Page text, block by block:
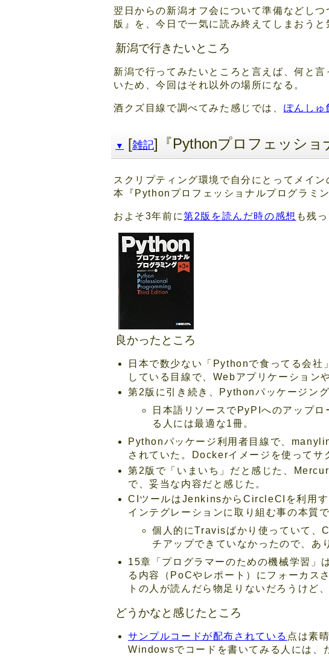
翌日からの新潟オフ会について準備などし
版』を、今日で一気に読み終えてしまおう
新潟で行きたいところ
新潟で行ってみたいところと言えば、何と
いため、今回はそれ以外の場所になる。
酒クズ目線で調べてみた感じでは、 ぽんしゅ
▼ [雑記]『Pythonプロフェッショ
スクリプティング環境で自分にとってメイ
本『Pythonプロフェッショナルプログラミ
およそ3年前に第2版を読んだ時の感想 も残
良かったところ
日本で数少ない「Pythonで食ってる会社
している目線で、Webアプリケーション
第2版に引き続き、Pythonパッケージン
日本語リソースでPyPIへのアップ
る人には最適な1冊。
Pythonパッケージ利用者目線で、
されていた。Dockerイメージを使ってサ
第2版で「いまいち」だと感じた、
で、妥当な内容だと感じた。
CIツールはJenkinsからCircleCIを利用
インテグレーションに取り組む事の本質
個人的にTravisばかり使っていて、
チアップできていなかったので、あ
15章「プログラマーのための機械学習」
る内容（PoCやレポート）にフォーカス
トの人が読んだら物足りないだろうけど
どうかなと感じたところ
サンプルコードが配布されている 点は素
Windowsでコードを書いてみる人には、